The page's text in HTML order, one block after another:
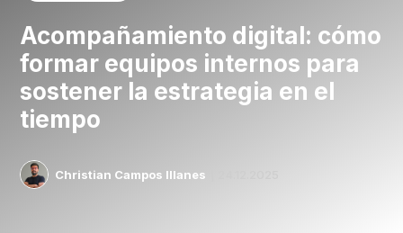
Acompañamiento digital: cómo
formar equipos internos para
sostener la estrategia en el
tiempo
Christian Campos Illanes